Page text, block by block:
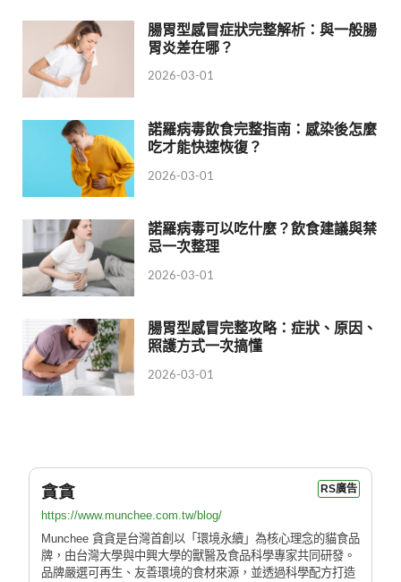
腸胃型感冒症狀完整解析：與一般腸
胃炎差在哪？
2026-03-01
諾羅病毒飲食完整指南：感染後怎麼
吃才能快速恢復？
2026-03-01
諾羅病毒可以吃什麼？飲食建議與禁
忌一次整理
2026-03-01
腸胃型感冒完整攻略：症狀、原因、
照護方式一次搞懂
2026-03-01
貪貪 RS廣告
https://www.munchee.com.tw/blog/
Munchee 貪貪是台灣首創以「環境永續」為核心理念的貓食品
牌，由台灣大學與中興大學的獸醫及食品科學專家共同研發。
品牌嚴選可再生、友善環境的食材來源，並透過科學配方打造